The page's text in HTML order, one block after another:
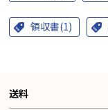
領収書(1)
送料